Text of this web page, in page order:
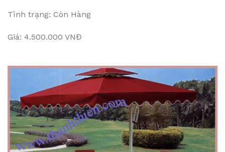
Tình trạng: Còn Hàng
Giá: 4.500.000 VNĐ